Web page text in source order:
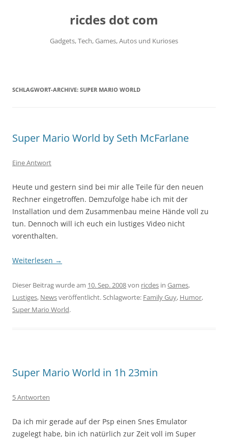
ricdes dot com
Gadgets, Tech, Games, Autos und Kurioses
SCHLAGWORT-ARCHIVE: SUPER MARIO WORLD
Super Mario World by Seth McFarlane
Eine Antwort
Heute und gestern sind bei mir alle Teile für den neuen
Rechner eingetroffen. Demzufolge habe ich mit der
Installation und dem Zusammenbau meine Hände voll zu
tun. Dennoch will ich euch ein lustiges Video nicht
vorenthalten.
Weiterlesen →
Dieser Beitrag wurde am 10. Sep. 2008von ricdes in Games,
Lustiges, Newsveröffentlicht. Schlagworte: Family Guy, Humor,
Super Mario World.
Super Mario World in 1h 23min
5 Antworten
Da ich mir gerade auf der Psp einen Snes Emulator
zugelegt habe, bin ich natürlich zur Zeit voll im Super